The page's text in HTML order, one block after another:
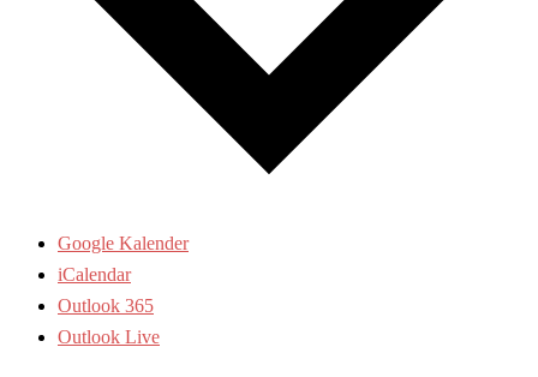
Google Kalender
iCalendar
Outlook 365
Outlook Live